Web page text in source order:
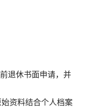
退休书面申请，并
资料结合个人档案